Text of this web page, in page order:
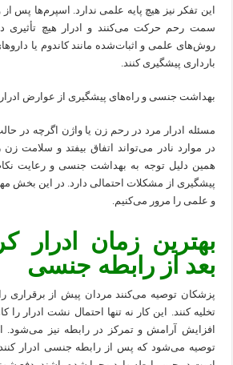
این تفکر نیز هیچ پایه علمی ندارد. اسپرم‌ها پس
سمت رحم حرکت می‌کنند و ادرار هیچ تأثیری
روش‌های علمی و اثبات‌شده مانند کاندوم یا
بارداری پیشگیری کنند.
بهداشت جنسی و راه‌های پیشگیری از عوارض
مسئله ادرار مرد در رحم زن یا واژن اگرچه در
در موارد نادر می‌تواند اتفاق بیفتد و سلامت زن
همین دلیل توجه به بهداشت جنسی و رعایت
پیشگیری از مشکلات احتمالی دارد. در این بخش
و علمی را مرور می‌کنیم.
بهترین زمان ادرار
بعد از رابطه جنسی
پزشکان توصیه می‌کنند مردان پیش از برقراری
تخلیه کنند. این کار نه تنها احتمال نشت ادرار
افزایش آرامش و تمرکز در رابطه نیز می‌شود.
توصیه می‌شود که پس از رابطه جنسی ادرار